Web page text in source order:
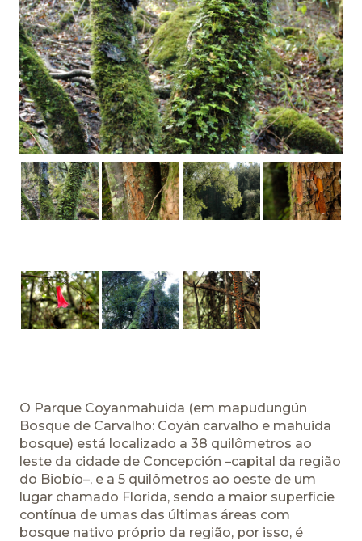
O Parque Coyanmahuida (em mapudungún
Bosque de Carvalho: Coyán carvalho e mahuida
bosque) está localizado a 38 quilômetros ao
leste da cidade de Concepción –capital da região
do Biobío–, e a 5 quilômetros ao oeste de um
lugar chamado Florida, sendo a maior superfície
contínua de umas das últimas áreas com
bosque nativo próprio da região, por isso, é